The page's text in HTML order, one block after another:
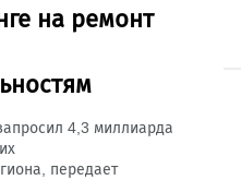
на ремонт
4,3 миллиарда
передает